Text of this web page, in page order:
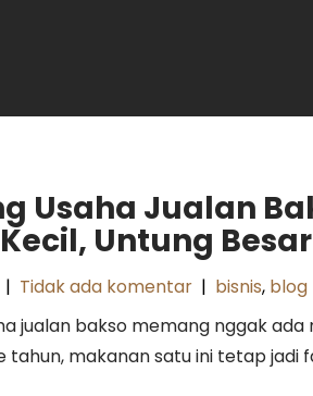
Usaha Jualan
Untung Besar
| Tidak ada komentar | bisnis, blog
jualan bakso memang nggak ada
tahun, makanan satu ini tetap jadi